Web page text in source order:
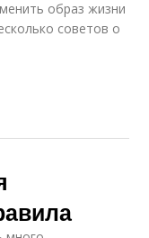
образ жизни
советов о